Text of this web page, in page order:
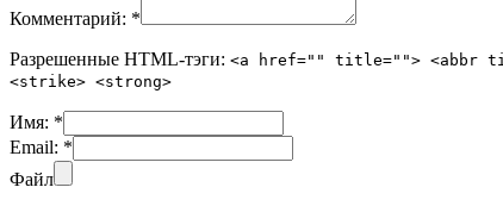
Комментарий: *
Разрешенные HTML-тэги: <a href="" title=""> <abbr
<strike> <strong>
Имя: *
Email: *
Файл